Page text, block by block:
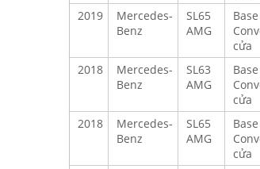
2019
Mercedes-
Benz
SL65
AMG
Base
cửa
2018
Mercedes-
Benz
SL63
AMG
Base
cửa
2018
Mercedes-
Benz
SL65
AMG
Base
cửa